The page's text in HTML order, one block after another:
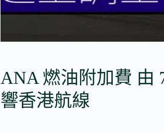
ANA 燃油附加費 由
響香港航線